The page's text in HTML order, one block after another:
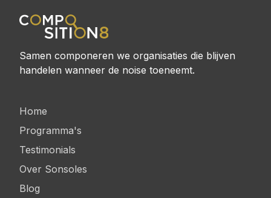
Samen componeren we organisaties die blijven
handelen wanneer de noise toeneemt.
Home
Programma's
Testimonials
Over Sonsoles
Blog